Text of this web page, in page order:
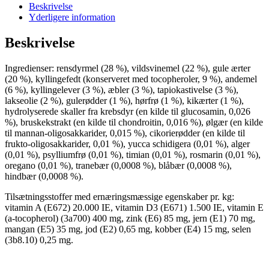
Beskrivelse
Yderligere information
Beskrivelse
Ingredienser: rensdyrmel (28 %), vildsvinemel (22 %), gule ærter
(20 %), kyllingefedt (konserveret med tocopheroler, 9 %), andemel
(6 %), kyllingelever (3 %), æbler (3 %), tapiokastivelse (3 %),
lakseolie (2 %), gulerødder (1 %), hørfrø (1 %), kikærter (1 %),
hydrolyserede skaller fra krebsdyr (en kilde til glucosamin, 0,026
%), bruskekstrakt (en kilde til chondroitin, 0,016 %), ølgær (en kilde
til mannan-oligosakkarider, 0,015 %), cikorierødder (en kilde til
frukto-oligosakkarider, 0,01 %), yucca schidigera (0,01 %), alger
(0,01 %), psylliumfrø (0,01 %), timian (0,01 %), rosmarin (0,01 %),
oregano (0,01 %), tranebær (0,0008 %), blåbær (0,0008 %),
hindbær (0,0008 %).
Tilsætningsstoffer med ernæringsmæssige egenskaber pr. kg:
vitamin A (E672) 20.000 IE, vitamin D3 (E671) 1.500 IE, vitamin E
(a-tocopherol) (3a700) 400 mg, zink (E6) 85 mg, jern (E1) 70 mg,
mangan (E5) 35 mg, jod (E2) 0,65 mg, kobber (E4) 15 mg, selen
(3b8.10) 0,25 mg.